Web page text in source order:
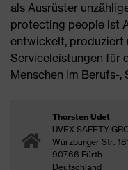
als Ausrüster
protecting people ist
entwickelt, produziert
Serviceleistungen für
Menschen im Berufs-
Thorsten Udet
UVEX SAFETY
Würzburger Str.
90766 Fürth
Deutschland